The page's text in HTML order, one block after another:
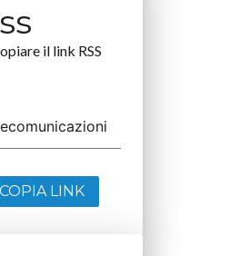
il link RSS
COPIA LINK